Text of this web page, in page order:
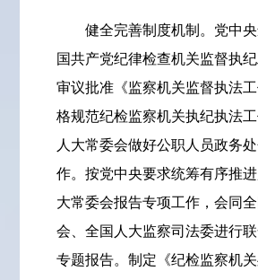
健全完善制度机制。党中央
国共产党纪律检查机关监督执纪
审议批准《监察机关监督执法
格规范纪检监察机关执纪执法
人大常委会做好公职人员政务
作。按党中央要求统筹有序推
大常委会报告专项工作，会同
会、全国人大监察司法委进行
专题报告。制定《纪检监察机